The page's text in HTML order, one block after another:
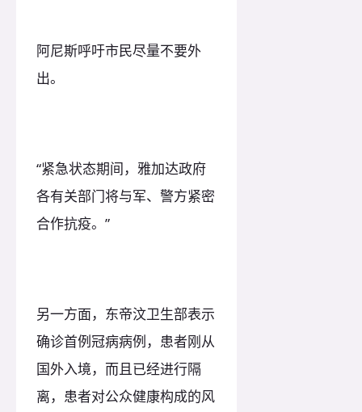
阿尼斯呼吁市民尽量不要外
出。
“紧急状态期间，雅加达政府
各有关部门将与军、警方紧密
合作抗疫。”
另一方面，东帝汶卫生部表示
确诊首例冠病病例，患者刚从
国外入境，而且已经进行隔
离，患者对公众健康构成的风